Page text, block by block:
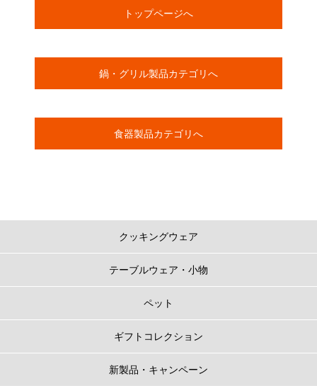
トップページへ
鍋・グリル製品カテゴリへ
食器製品カテゴリへ
クッキングウェア
テーブルウェア・小物
ペット
ギフトコレクション
新製品・キャンペーン